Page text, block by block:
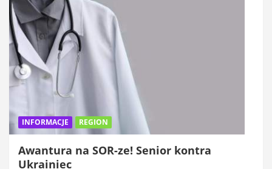
INFORMACJE REGION
Awantura na SOR-ze! Senior kontra
Ukrainiec